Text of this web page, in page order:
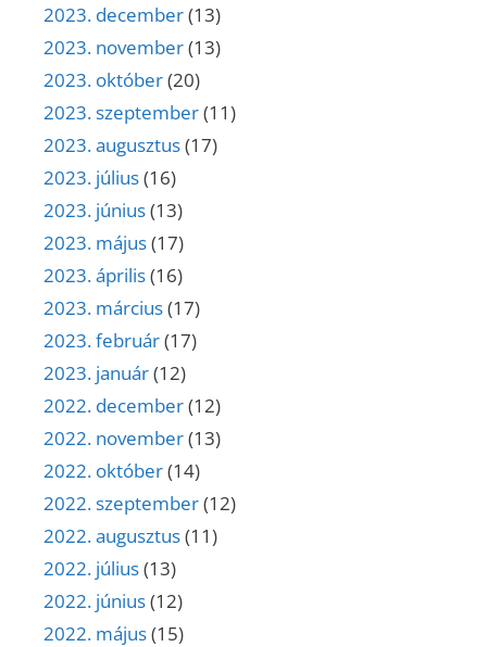
2023. december(13)
2023. november(13)
2023. október(20)
2023. szeptember(11)
2023. augusztus(17)
2023. július(16)
2023. június(13)
2023. május(17)
2023. április(16)
2023. március(17)
2023. február(17)
2023. január(12)
2022. december(12)
2022. november(13)
2022. október(14)
2022. szeptember(12)
2022. augusztus(11)
2022. július(13)
2022. június(12)
2022. május(15)